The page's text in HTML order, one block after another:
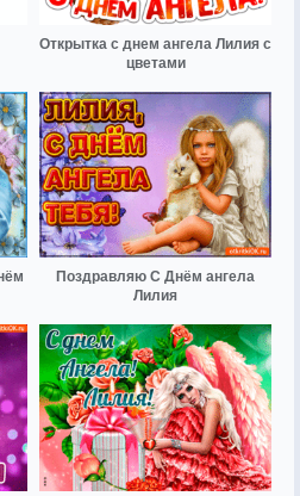
Открытка с днем ангела Лилия с
цветами
Поздравляю С Днём ангела
Лилия